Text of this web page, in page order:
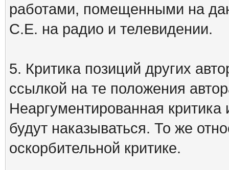
работами, помещенными на
С.Е. на радио и телевидении.
5. Критика позиций других
ссылкой на те положения
Неаргументированная
будут наказываться. То же
оскорбительной критике.